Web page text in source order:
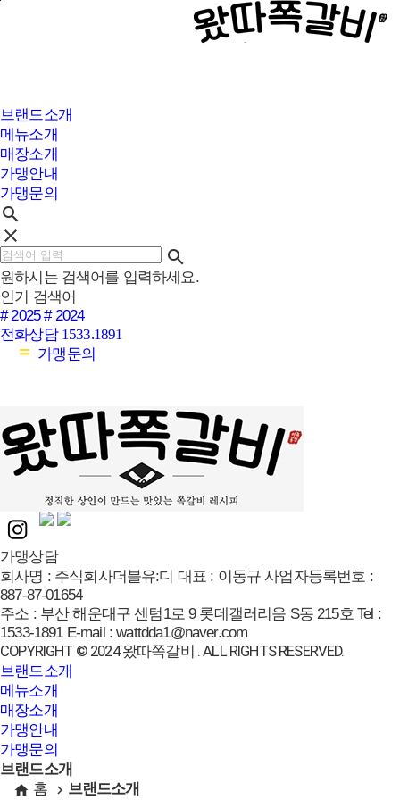
브랜드소개
메뉴소개
매장소개
가맹안내
가맹문의
search
clear
search
원하시는 검색어를 입력하세요.
인기 검색어
# 2025 # 2024
전화상담 1533.1891
가맹문의
가맹상담
회사명 : 주식회사더블유:디 대표 : 이동규 사업자등록번호 :
887-87-01654
주소 : 부산 해운대구 센텀1로 9 롯데갤러리움 S동 215호 Tel :
1533-1891 E-mail :wattdda1@naver.com
COPYRIGHT © 2024 왔따쪽갈비 . ALL RIGHTS RESERVED.
브랜드소개
메뉴소개
매장소개
가맹안내
가맹문의
브랜드소개
home 홈 navigate_next 브랜드소개